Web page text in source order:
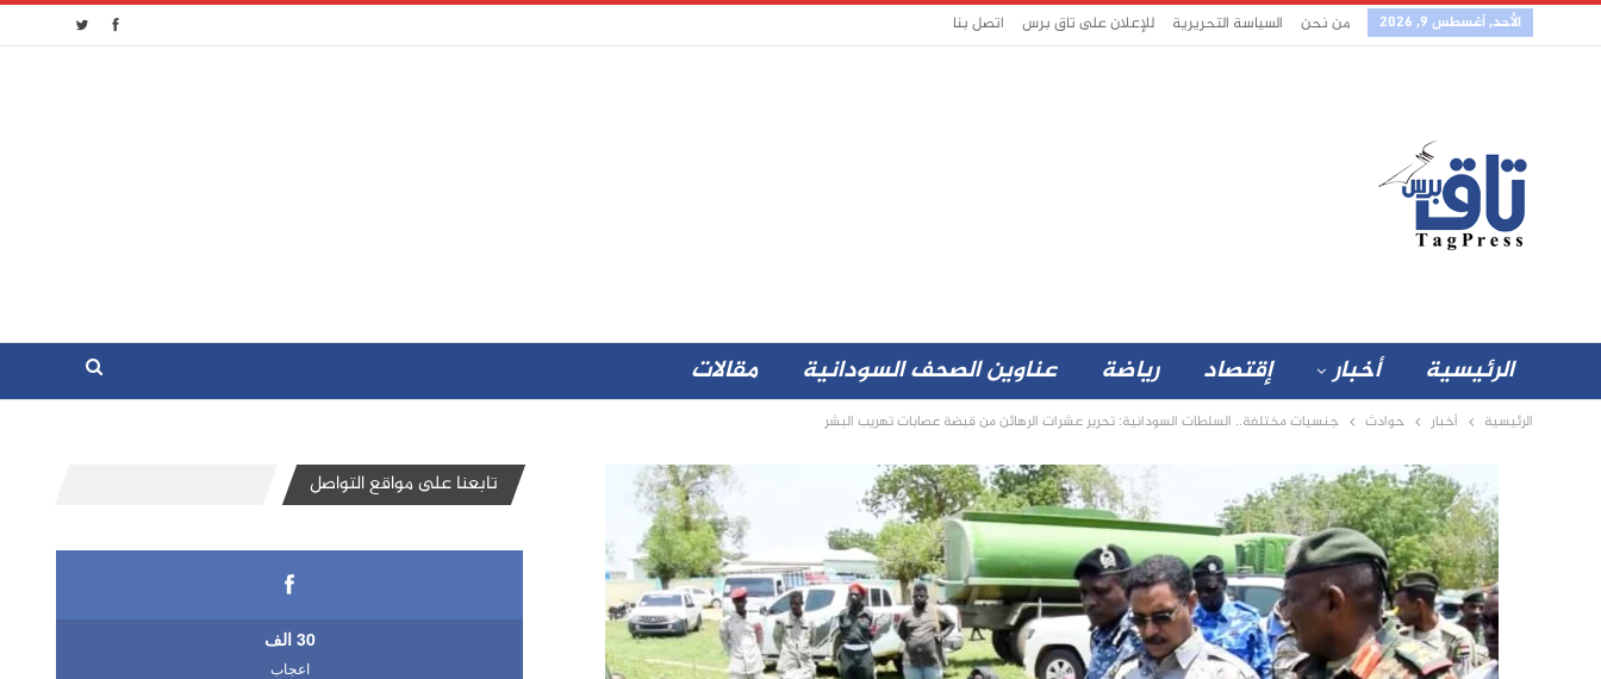
الأحد, أغسطس 9, 2026 من نحن السياسة التحريرية للإعلان على تاق برس اتصل بنا
الرئيسية أخبار إقتصاد رياضة عناوين الصحف السودانية مقالات
الرئيسية أخبار حوادث جنسيات مختلفة.. السلطات السودانية: تحرير عشرات الرهائن من قبضة عصابات تهريب البشر
تابعنا على مواقع التواصل
30 الف
اعجاب